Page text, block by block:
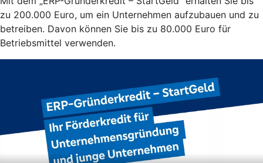
zu 200.000 Euro, um ein Unternehmen aufzubauen und zu
betreiben. Davon können Sie bis zu 80.000 Euro für
Betriebsmittel verwenden.